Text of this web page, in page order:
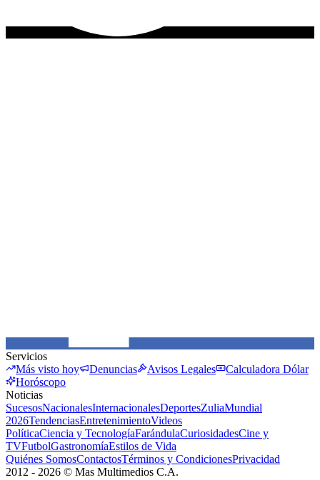
Servicios
Más visto hoy
Denuncias Avisos Legales
Calculadora Dólar
Horóscopo
Noticias
SucesosNacionalesInternacionalesDeportesZuliaMundial
2026TendenciasEntretenimientoVideos
PolíticaCiencia y TecnologíaFarándulaCuriosidadesCine y
TVFutbolGastronomíaEstilos de Vida
Quiénes SomosContactosTérminos y CondicionesPrivacidad
2012 - 2026 © Mas Multimedios C.A.